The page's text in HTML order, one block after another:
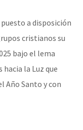
puesto a disposición
cristianos su
bajo el lema
la Luz que
Año Santo y con